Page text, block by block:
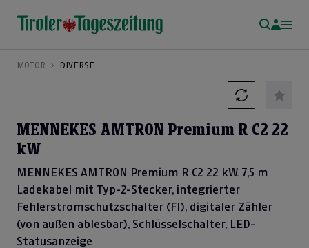
MOTOR DIVERSE
MENNEKES AMTRON Premium R C2 22
kW
MENNEKES AMTRON Premium R C2 22 kW. 7,5 m
Ladekabel mit Typ-2-Stecker, integrierter
Fehlerstromschutzschalter (FI), digitaler Zähler
(von außen ablesbar), Schlüsselschalter, LED-
Statusanzeige